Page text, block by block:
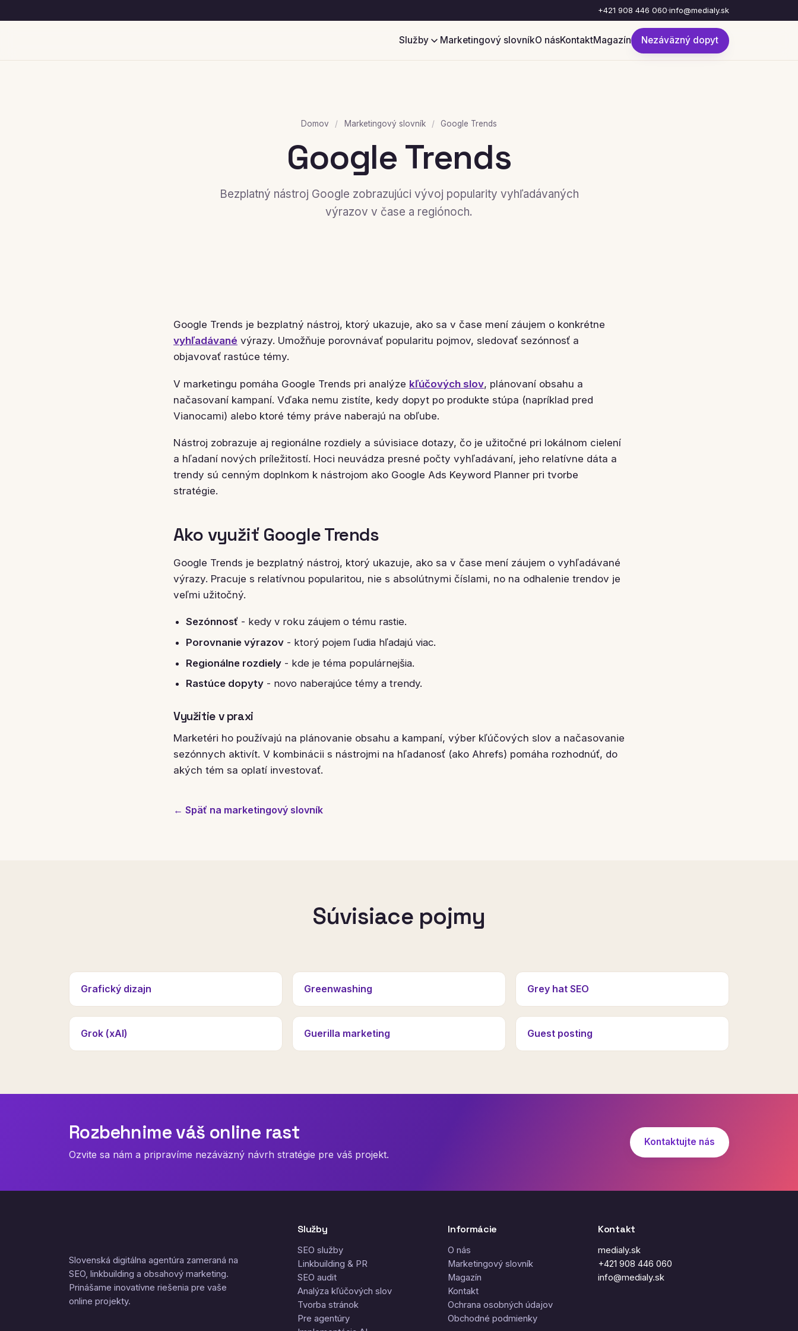
+421 908 446 060·info@medialy.sk
Služby Marketingový slovníkO násKontaktMagazín Nezáväzný dopyt
Domov / Marketingový slovník / Google Trends
Google Trends
Bezplatný nástroj Google zobrazujúci vývoj popularity vyhľadávaných
výrazov v čase a regiónoch.
Google Trends je bezplatný nástroj, ktorý ukazuje, ako sa v čase mení záujem o konkrétne
vyhľadávané výrazy. Umožňuje porovnávať popularitu pojmov, sledovať sezónnosť a
objavovať rastúce témy.
V marketingu pomáha Google Trends pri analýze kľúčových slov, plánovaní obsahu a
načasovaní kampaní. Vďaka nemu zistíte, kedy dopyt po produkte stúpa (napríklad pred
Vianocami) alebo ktoré témy práve naberajú na obľube.
Nástroj zobrazuje aj regionálne rozdiely a súvisiace dotazy, čo je užitočné pri lokálnom cielení
a hľadaní nových príležitostí. Hoci neuvádza presné počty vyhľadávaní, jeho relatívne dáta a
trendy sú cenným doplnkom k nástrojom ako Google Ads Keyword Planner pri tvorbe
stratégie.
Ako využiť Google Trends
Google Trends je bezplatný nástroj, ktorý ukazuje, ako sa v čase mení záujem o vyhľadávané
výrazy. Pracuje s relatívnou popularitou, nie s absolútnymi číslami, no na odhalenie trendov je
veľmi užitočný.
Sezónnosť- kedy v roku záujem o tému rastie.
Porovnanie výrazov- ktorý pojem ľudia hľadajú viac.
Regionálne rozdiely- kde je téma populárnejšia.
Rastúce dopyty- novo naberajúce témy a trendy.
Využitie v praxi
Marketéri ho používajú na plánovanie obsahu a kampaní, výber kľúčových slov a načasovanie
sezónnych aktivít. V kombinácii s nástrojmi na hľadanosť (ako Ahrefs) pomáha rozhodnúť, do
akých tém sa oplatí investovať.
← Späť na marketingový slovník
Súvisiace pojmy
Grafický dizajn Greenwashing Grey hat SEO
Grok (xAI) Guerilla marketing Guest posting
Rozbehnime váš online rast
Ozvite sa nám a pripravíme nezáväzný návrh stratégie pre váš projekt.
Kontaktujte nás
Slovenská digitálna agentúra zameraná na
SEO, linkbuilding a obsahový marketing.
Prinášame inovatívne riešenia pre vaše
online projekty.
Služby
SEO služby
Linkbuilding & PR
SEO audit
Analýza kľúčových slov
Tvorba stránok
Pre agentúry
Informácie
O nás
Marketingový slovník
Magazín
Kontakt
Ochrana osobných údajov
Obchodné podmienky
Kontakt
medialy.sk
+421 908 446 060
info@medialy.sk